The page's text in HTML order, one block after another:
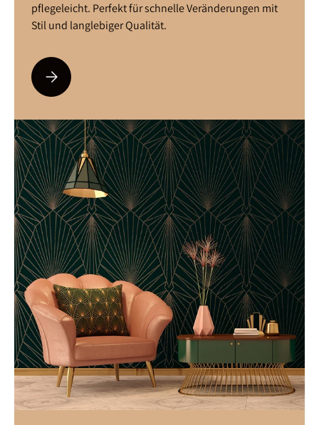
pflegeleicht. Perfekt für schnelle Veränderungen mit
Stil und langlebiger Qualität.
Bitte auswählen Vliestapeten